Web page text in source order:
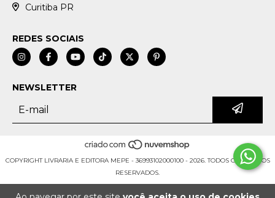
Curitiba PR
REDES SOCIAIS
NEWSLETTER
COPYRIGHT LIVRARIA E EDITORA MEPE - 36993102000100 - 2026. TODOS OS DIREITOS
RESERVADOS.